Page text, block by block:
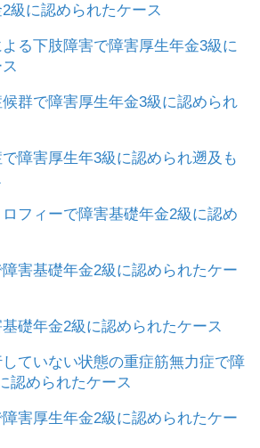
級に認められたケース
る下肢障害で障害厚生年金3級に
群で障害厚生年金3級に認められ
障害厚生年3級に認められ遡及も
フィーで障害基礎年金2級に認め
害基礎年金2級に認められたケー
礎年金2級に認められたケース
ていない状態の重症筋無力症で障
認められたケース
害厚生年金2級に認められたケー